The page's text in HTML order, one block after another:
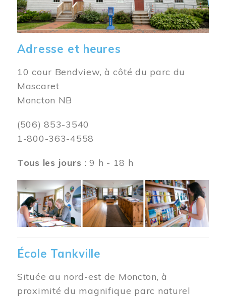
Adresse et heures
10 cour Bendview, à côté du parc du
Mascaret
Moncton NB
(506) 853-3540
1-800-363-4558
Tous les jours : 9 h - 18 h
Image
École Tankville
Située au nord-est de Moncton, à
proximité du magnifique parc naturel